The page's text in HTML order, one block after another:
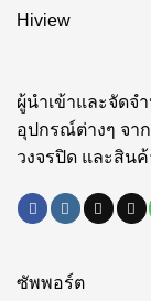
Hiview
ผู้นำเข้าและจัดจ
อุปกรณ์ต่างๆ จา
วงจรปิด และสิน
ซัพพอร์ต